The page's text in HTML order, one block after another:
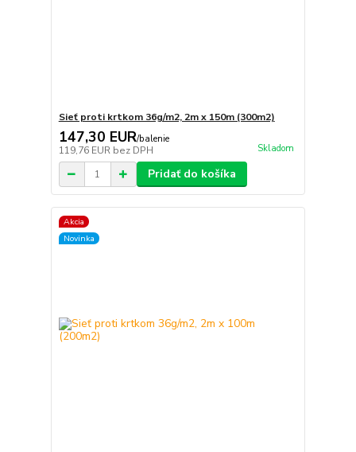
Sieť proti krtkom 36g/m2, 2m x 150m (300m2)
147,30 EUR/balenie
119,76 EUR bez DPH Skladom
Pridať do košíka
Akcia
Novinka